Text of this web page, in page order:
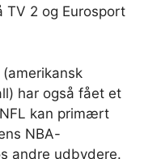
TV 2 og Eurosport
har også fået et
kan primært
NBA-
andre udbydere.